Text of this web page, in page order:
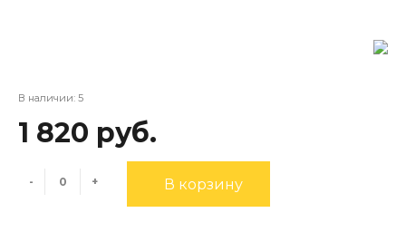
В наличии: 5
1 820 руб.
- + В корзину